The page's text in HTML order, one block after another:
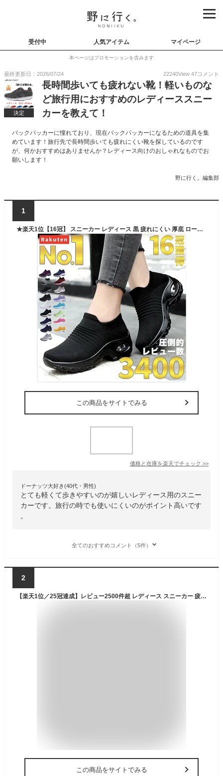
受付中 人気アイテム マイページ
本ページはプロモーションを含みます
最終更新日：2026/07/24 22240View 47コメント
決定
長時間歩いても疲れない靴！軽いものな
ど旅行用におすすめのレディーススニー
カーを教えて！
バックパッカーに憧れており、現在バックパッカーになるための道具を集
めています！旅行先で長時間歩いても疲れにくい靴を探しているのです
が、何かおすすめはありませんか？レディース向けのおしゃれなものでお
願いします！
野に行く。編集部
1
★楽天1位【16冠】 スニーカー レディース 黒 疲れにくい 厚底 ローカット 幅広 きれいめ おしゃれ 4E シューズ 歩きやすい コンフォート ウォーキング 軽量 スリッポン おしゃれ 靴 外反母趾 滑らない 楽 バランス 人気 ナースシューズ ファッション ランキング 送料無料
この商品をサイトでみる
価格と在庫を楽天でチェック >>
ドーナッツ大好き(40代・男性)
とても軽くて歩きやすいのが嬉しいレディース用のスニー
カーです。旅行の時でも使いにくいのがポイント高いです
。
全てのおすすめコメント（5件）
2
【楽天1位／25冠達成】レビュー2500件超 レディース スニーカー 疲れにくい 歩きやすい 厚底 4E 幅広 黒 スリッポン 軽量 コンフォート ウォーキング シューズ 外反母趾 滑らない 通勤 きれいめ おしゃれ 靴 ニット メッシュ フィット 柔らかい ダイエット 姿勢 バランス
この商品をサイトでみる